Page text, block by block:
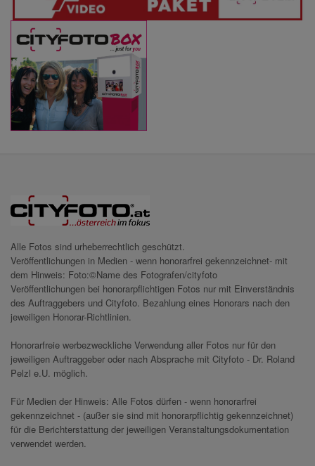
Alle Fotos sind urheberrechtlich geschützt.
Veröffentlichungen in Medien - wenn honorarfrei gekennzeichnet- mit
dem Hinweis: Foto:©Name des Fotografen/cityfoto
Veröffentlichungen bei honorarpflichtigen Fotos nur mit Einverständnis
des Auftraggebers und Cityfoto. Bezahlung eines Honorars nach den
jeweiligen Honorar-Richtlinien.
Honorarfreie werbezweckliche Verwendung aller Fotos nur für den
jeweiligen Auftraggeber oder nach Absprache mit Cityfoto - Dr. Roland
Pelzl e.U. möglich.
Für Medien der Hinweis: Alle Fotos dürfen - wenn honorarfrei
gekennzeichnet - (außer sie sind mit honorarpflichtig gekennzeichnet)
für die Berichterstattung der jeweiligen Veranstaltungsdokumentation
verwendet werden.